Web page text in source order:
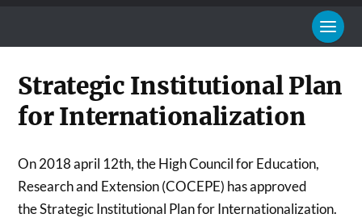
Strategic Institutional Plan
for Internationalization
On 2018 april 12th, the High Council for Education,
Research and Extension (COCEPE) has approved
the Strategic Institutional Plan for Internationalization.